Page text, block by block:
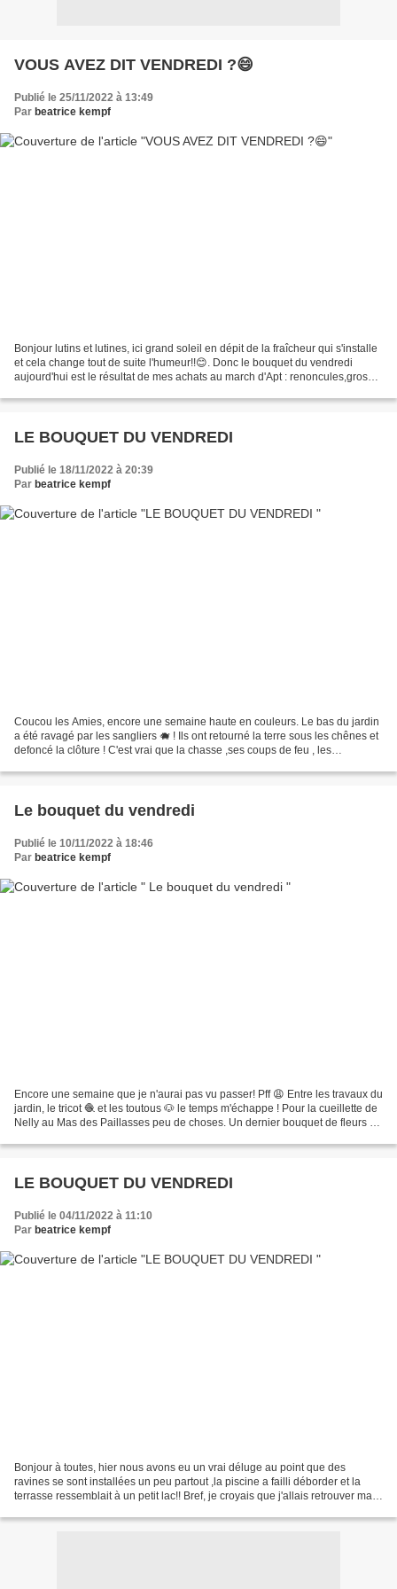
VOUS AVEZ DIT VENDREDI ?😄
Publié le 25/11/2022 à 13:49
Par beatrice kempf
Bonjour lutins et lutines, ici grand soleil en dépit de la fraîcheur qui s'installe
et cela change tout de suite l'humeur!!😊. Donc le bouquet du vendredi
aujourd'hui est le résultat de mes achats au march d'Apt : renoncules,grosse
LE BOUQUET DU VENDREDI
Publié le 18/11/2022 à 20:39
Par beatrice kempf
Coucou les Amies, encore une semaine haute en couleurs. Le bas du jardin
a été ravagé par les sangliers 🐗 ! Ils ont retourné la terre sous les chênes et
defoncé la clôture ! C'est vrai que la chasse ,ses coups de feu , les
Le bouquet du vendredi
Publié le 10/11/2022 à 18:46
Par beatrice kempf
Encore une semaine que je n'aurai pas vu passer! Pff 😩 Entre les travaux du
jardin, le tricot 🧶 et les toutous 🐶 le temps m'échappe ! Pour la cueillette de
Nelly au Mas des Paillasses peu de choses. Un dernier bouquet de fleurs de
LE BOUQUET DU VENDREDI
Publié le 04/11/2022 à 11:10
Par beatrice kempf
Bonjour à toutes, hier nous avons eu un vrai déluge au point que des
ravines se sont installées un peu partout ,la piscine a failli déborder et la
terrasse ressemblait à un petit lac!! Bref, je croyais que j'allais retrouver ma